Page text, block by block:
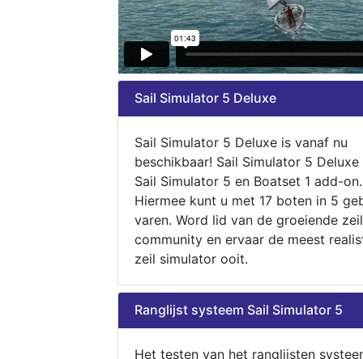
Sail Simulator 5 Deluxe
Sail Simulator 5 Deluxe is vanaf nu
beschikbaar! Sail Simulator 5
Sail Simulator 5 en Boatset 1 add-on.
Hiermee kunt u met 17 boten in 5
varen. Word lid van de groeiende zeil
community en ervaar de meest
zeil simulator ooit.
Ranglijst systeem Sail Simulator 5
Het testen van het ranglijsten